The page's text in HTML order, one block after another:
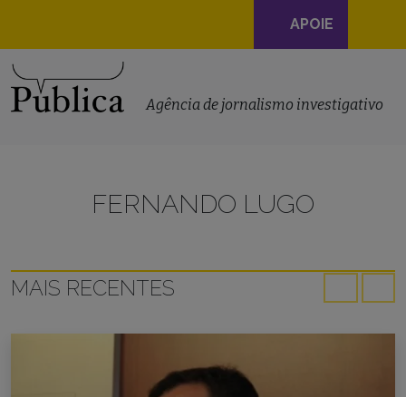
Navegação
principal
APOIE
Agência de jornalismo investigativo
FERNANDO LUGO
MAIS RECENTES